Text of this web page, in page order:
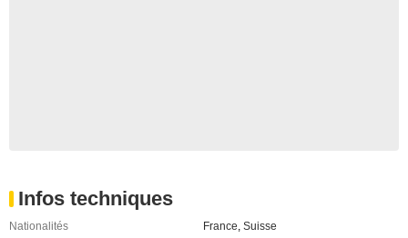
Infos techniques
Nationalités France, Suisse